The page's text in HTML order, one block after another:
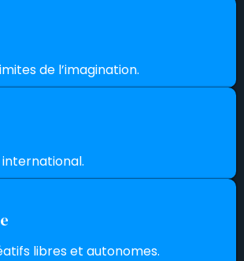
de l’imagination.
international.
libres et autonomes.